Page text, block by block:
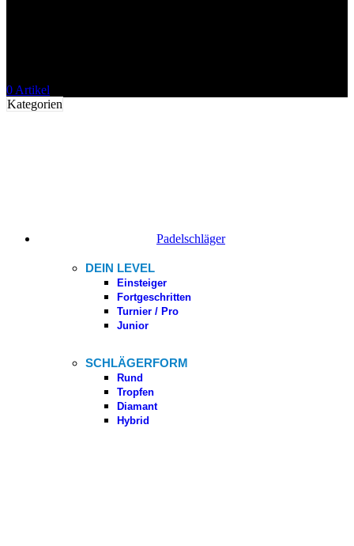
0 Artikel
Kategorien
Padelschläger
DEIN LEVEL
Einsteiger
Fortgeschritten
Turnier / Pro
Junior
SCHLÄGERFORM
Rund
Tropfen
Diamant
Hybrid